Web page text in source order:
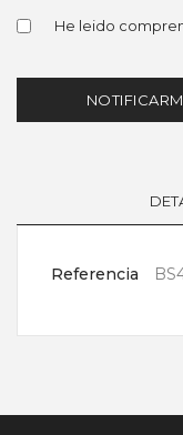
He leido
Referencia